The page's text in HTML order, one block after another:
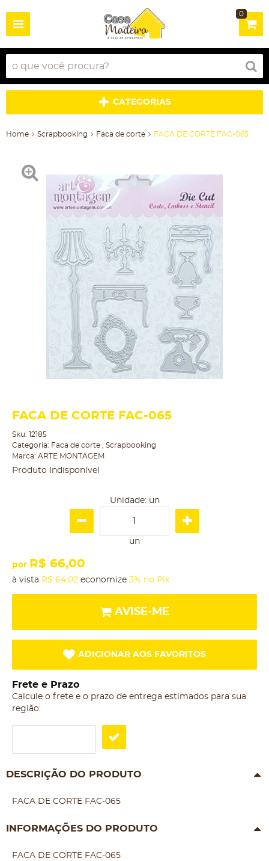
0
CATEGORIAS
Home Scrapbooking Faca de corte FACA DE CORTE FAC-065
FACA DE CORTE FAC-065
Sku: 12185
Categoria: Faca de corte
Scrapbooking
Marca: ARTE MONTAGEM
Produto Indisponível
Unidade: un
un
por R$ 66,00
à vista R$ 64,02 economize 3% no Pix
AVISE-ME
ADICIONAR AOS FAVORITOS
Frete e Prazo
Calcule o frete e o prazo de entrega estimados para sua
região:
DESCRIÇÃO DO PRODUTO
FACA DE CORTE FAC-065
INFORMAÇÕES DO PRODUTO
FACA DE CORTE FAC-065